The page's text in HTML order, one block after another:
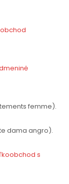
femme).
dama angro).
s